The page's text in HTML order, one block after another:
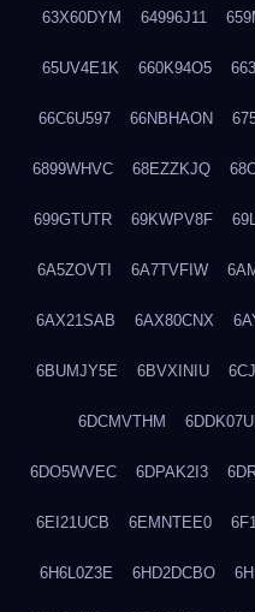
63X60DYM 64996J11
65UV4E1K 660K94O5
66C6U597 66NBHAON
6899WHVC 68EZZKJQ
699GTUTR 69KWPV8F
6A5ZOVTI 6A7TVFIW
6AX21SAB 6AX80CNX
6BUMJY5E 6BVXINIU
6DCMVTHM 6DDK07UL
6DO5WVEC 6DPAK2I3
6EI21UCB 6EMNTEE0
6H6L0Z3E 6HD2DCBO